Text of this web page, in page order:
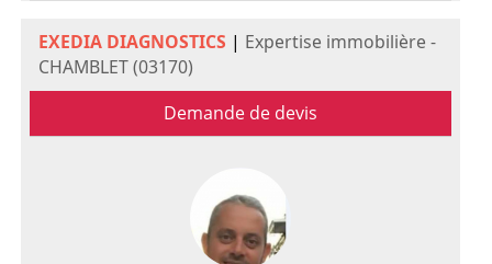
EXEDIA DIAGNOSTICS | Expertise immobilière -
CHAMBLET (03170)
Demande de devis